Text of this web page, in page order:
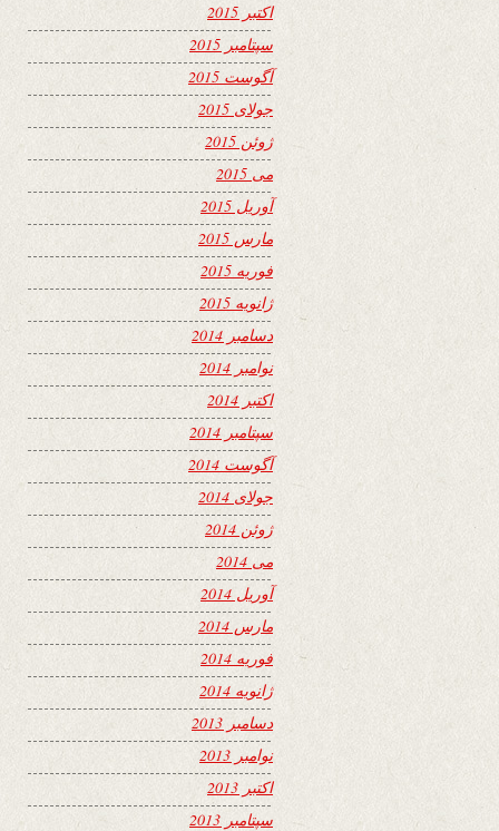
اکتبر 2015
سپتامبر 2015
آگوست 2015
جولای 2015
ژوئن 2015
می 2015
آوریل 2015
مارس 2015
فوریه 2015
ژانویه 2015
دسامبر 2014
نوامبر 2014
اکتبر 2014
سپتامبر 2014
آگوست 2014
جولای 2014
ژوئن 2014
می 2014
آوریل 2014
مارس 2014
فوریه 2014
ژانویه 2014
دسامبر 2013
نوامبر 2013
اکتبر 2013
سپتامبر 2013